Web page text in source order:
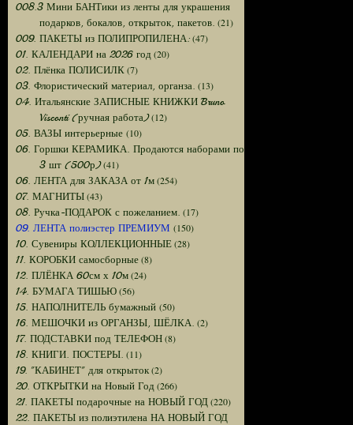
008.3 Мини БАНТики из ленты для украшения
подарков, бокалов, открыток, пакетов. (21)
009. ПАКЕТЫ из ПОЛИПРОПИЛЕНА:(47)
01. КАЛЕНДАРИ на 2026 год (20)
02. Плёнка ПОЛИСИЛК(7)
03. Флористический материал, органза. (13)
04. Итальянские ЗАПИСНЫЕ КНИЖКИ Bruno
Visconti (ручная работа)(12)
05. ВАЗЫ интерьерные (10)
06. Горшки КЕРАМИКА. Продаются наборами по
3 шт (500р)(41)
06. ЛЕНТА для ЗАКАЗА от 1м(254)
07. МАГНИТЫ(43)
08. Ручка-ПОДАРОК с пожеланием. (17)
09. ЛЕНТА полиэстер ПРЕМИУМ (150)
10. Сувениры КОЛЛЕКЦИОННЫЕ(28)
11. КОРОБКИ самосборные(8)
12. ПЛЁНКА 60см х 10м(24)
14. БУМАГА ТИШЬЮ(56)
15. НАПОЛНИТЕЛЬ бумажный (50)
16. МЕШОЧКИ из ОРГАНЗЫ, ШЁЛКА. (2)
17. ПОДСТАВКИ под ТЕЛЕФОН(8)
18. КНИГИ. ПОСТЕРЫ. (11)
19. "КАБИНЕТ" для открыток(2)
20. ОТКРЫТКИ на Новый Год (266)
21. ПАКЕТЫ подарочные на НОВЫЙ ГОД(220)
22. ПАКЕТЫ из полиэтилена НА НОВЫЙ ГОД